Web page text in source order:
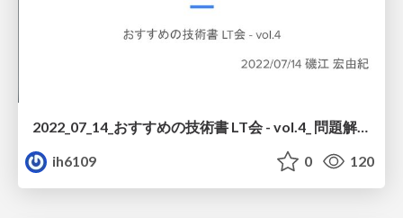
2022_07_14_おすすめの技術書 LT会 - vol.4_ 問題解決を仕事にする 全ての人へ
ih6109
0 120